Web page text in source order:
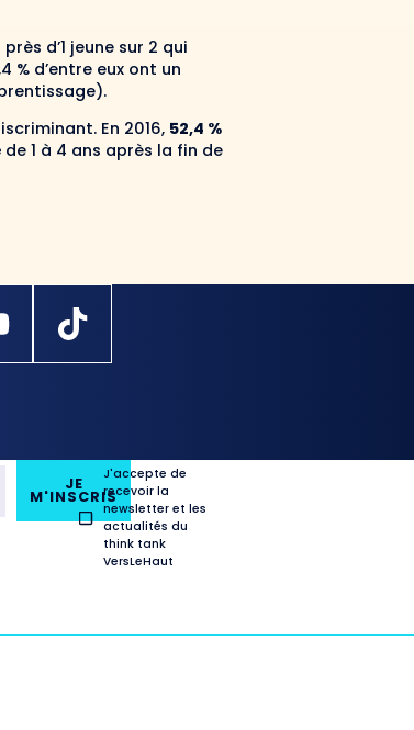
près d’1 jeune sur 2 qui
d’entre eux ont un
En 2016, 52,4 %
de 1 à 4 ans après la fin de
JE
M'INSCRIS
J'accepte de
recevoir la
newsletter et les
actualités du
think tank
VersLeHaut